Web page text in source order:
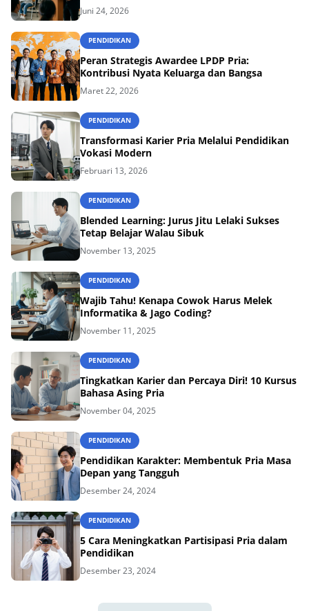
Juni 24, 2026
PENDIDIKAN
Peran Strategis Awardee LPDP Pria:
Kontribusi Nyata Keluarga dan Bangsa
Maret 22, 2026
PENDIDIKAN
Transformasi Karier Pria Melalui Pendidikan
Vokasi Modern
Februari 13, 2026
PENDIDIKAN
Blended Learning: Jurus Jitu Lelaki Sukses
Tetap Belajar Walau Sibuk
November 13, 2025
PENDIDIKAN
Wajib Tahu! Kenapa Cowok Harus Melek
Informatika & Jago Coding?
November 11, 2025
PENDIDIKAN
Tingkatkan Karier dan Percaya Diri! 10 Kursus
Bahasa Asing Pria
November 04, 2025
PENDIDIKAN
Pendidikan Karakter: Membentuk Pria Masa
Depan yang Tangguh
Desember 24, 2024
PENDIDIKAN
5 Cara Meningkatkan Partisipasi Pria dalam
Pendidikan
Desember 23, 2024